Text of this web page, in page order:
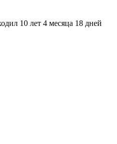
10 лет 4 месяца 18 дней